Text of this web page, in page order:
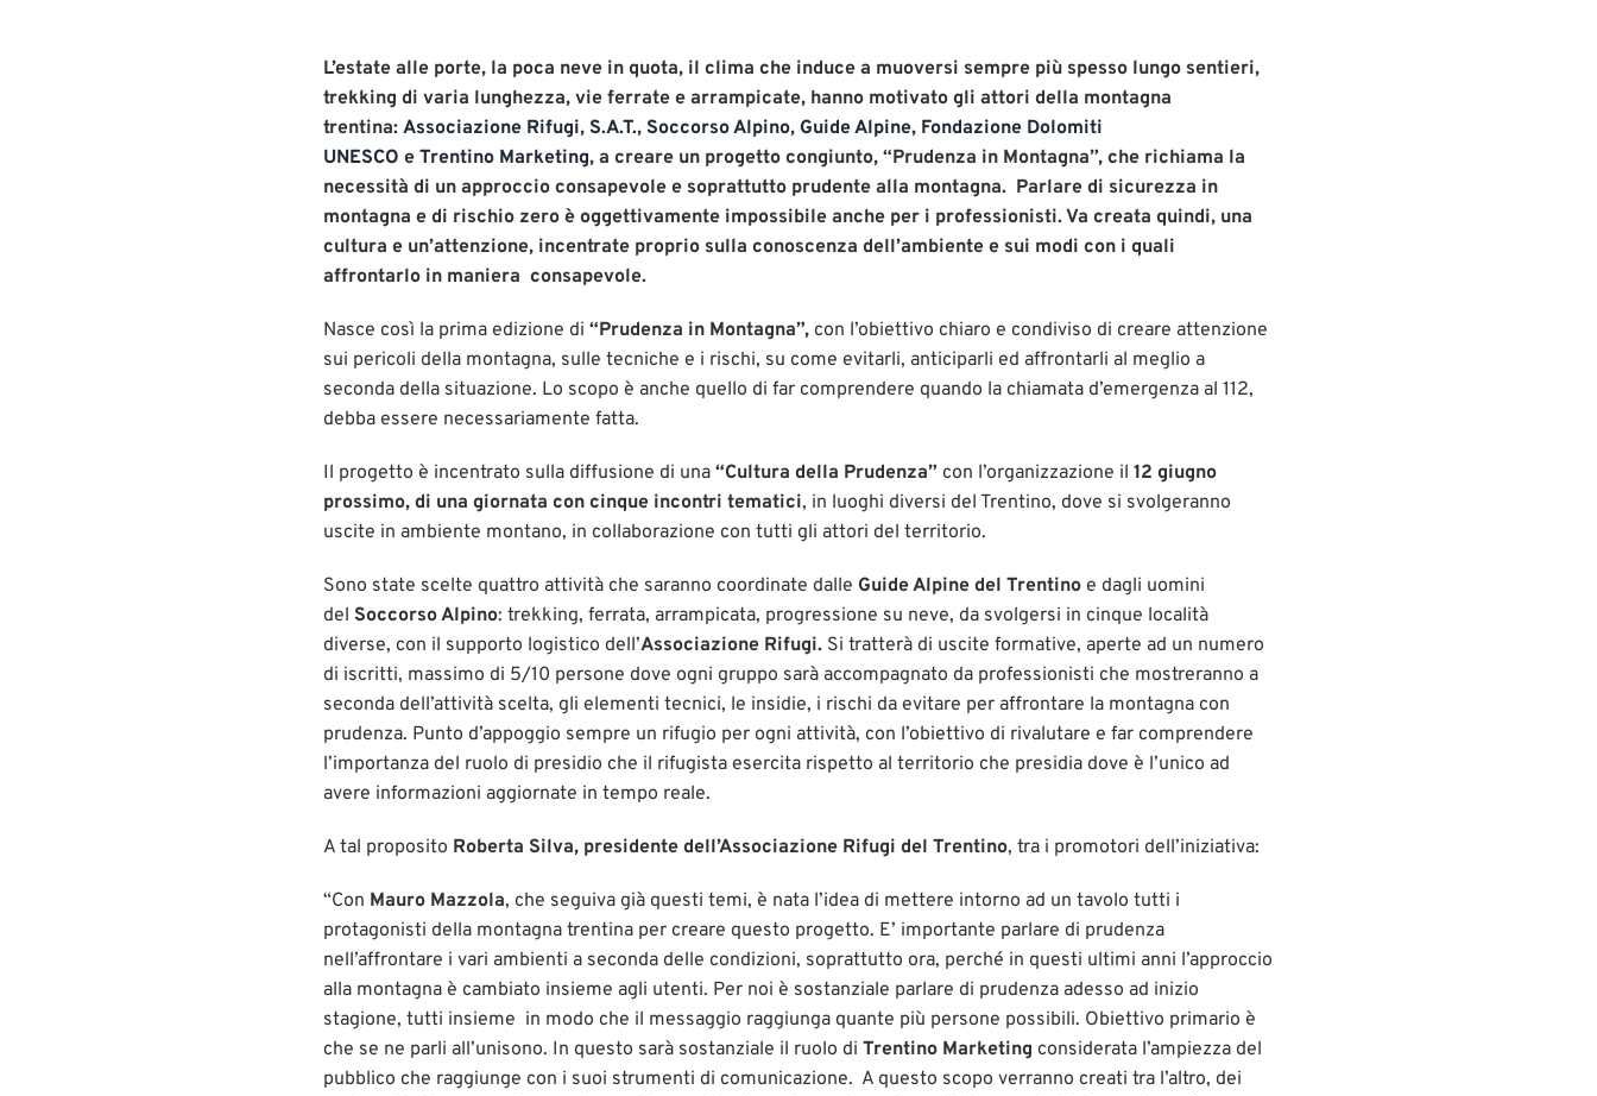
L’estate alle porte, la poca neve in quota, il clima che induce a muoversi sempre più spesso lungo sentieri,
trekking di varia lunghezza, vie ferrate e arrampicate, hanno motivato gli attori della montagna
trentina: Associazione Rifugi, S.A.T., Soccorso Alpino, Guide Alpine, Fondazione Dolomiti
UNESCO e Trentino Marketing, a creare un progetto congiunto, “Prudenza in Montagna”, che richiama la
necessità di un approccio consapevole e soprattutto prudente alla montagna. Parlare di sicurezza in
montagna e di rischio zero è oggettivamente impossibile anche per i professionisti. Va creata quindi, una
cultura e un’attenzione, incentrate proprio sulla conoscenza dell’ambiente e sui modi con i quali
affrontarlo in maniera consapevole.
Nasce così la prima edizione di “Prudenza in Montagna”, con l’obiettivo chiaro e condiviso di creare attenzione
sui pericoli della montagna, sulle tecniche e i rischi, su come evitarli, anticiparli ed affrontarli al meglio a
seconda della situazione. Lo scopo è anche quello di far comprendere quando la chiamata d’emergenza al 112,
debba essere necessariamente fatta.
Il progetto è incentrato sulla diffusione di una “Cultura della Prudenza” con l’organizzazione il 12 giugno
prossimo, di una giornata con cinque incontri tematici, in luoghi diversi del Trentino, dove si svolgeranno
uscite in ambiente montano, in collaborazione con tutti gli attori del territorio.
Sono state scelte quattro attività che saranno coordinate dalle Guide Alpine del Trentino e dagli uomini
del Soccorso Alpino: trekking, ferrata, arrampicata, progressione su neve, da svolgersi in cinque località
diverse, con il supporto logistico dell’Associazione Rifugi. Si tratterà di uscite formative, aperte ad un numero
di iscritti, massimo di 5/10 persone dove ogni gruppo sarà accompagnato da professionisti che mostreranno a
seconda dell’attività scelta, gli elementi tecnici, le insidie, i rischi da evitare per affrontare la montagna con
prudenza. Punto d’appoggio sempre un rifugio per ogni attività, con l’obiettivo di rivalutare e far comprendere
l’importanza del ruolo di presidio che il rifugista esercita rispetto al territorio che presidia dove è l’unico ad
avere informazioni aggiornate in tempo reale.
A tal proposito Roberta Silva, presidente dell’Associazione Rifugi del Trentino, tra i promotori dell’iniziativa:
“Con Mauro Mazzola, che seguiva già questi temi, è nata l’idea di mettere intorno ad un tavolo tutti i
protagonisti della montagna trentina per creare questo progetto. E’ importante parlare di prudenza
nell’affrontare i vari ambienti a seconda delle condizioni, soprattutto ora, perché in questi ultimi anni l’approccio
alla montagna è cambiato insieme agli utenti. Per noi è sostanziale parlare di prudenza adesso ad inizio
stagione, tutti insieme in modo che il messaggio raggiunga quante più persone possibili. Obiettivo primario è
che se ne parli all’unisono. In questo sarà sostanziale il ruolo di Trentino Marketing considerata l’ampiezza del
pubblico che raggiunge con i suoi strumenti di comunicazione. A questo scopo verranno creati tra l’altro, dei